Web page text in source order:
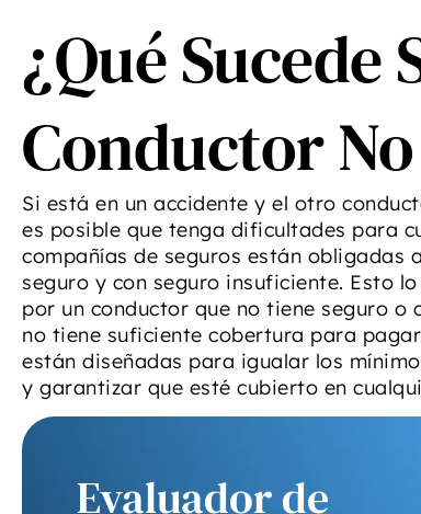
¿Qué Sucede
Conductor
Si está en un accidente y el otro
es posible que tenga dificultades para
compañías de seguros están
seguro y con seguro insuficiente. Esto
por un conductor que no tiene seguro
no tiene suficiente cobertura para
están diseñadas para igualar los
y garantizar que esté cubierto en
Evaluador de